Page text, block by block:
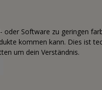
Software zu geringen
kommen kann. Dies ist
um dein Verständnis.